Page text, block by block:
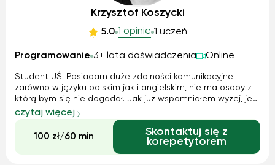
Krzysztof Koszycki
5.0 1 opinie 1 uczeń
Programowanie 3+ lata doświadczenia Online
Student UŚ. Posiadam duże zdolności komunikacyjne
zarówno w języku polskim jak i angielskim, nie ma osoby z
którą bym się nie dogadał. Jak już wspomniałem wyżej, jest
możliwość prowadzenia zajęć w języku angielskim (poziom
B2). Korepetycji udzielałem już nie raz i nie tylko znajomym z
klasy ale równ...
czytaj więcej
100 zł/60 min
Skontaktuj się z
korepetytorem